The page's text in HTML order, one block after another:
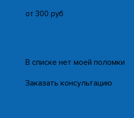
от 300 руб
В списке нет моей поломки
Заказать консультацию